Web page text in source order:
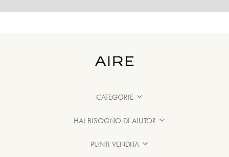
CATEGORIE
HAI BISOGNO DI AIUTO?
PUNTI VENDITA